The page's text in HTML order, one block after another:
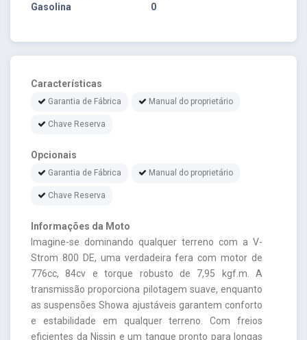
Gasolina 0
Características
Garantia de Fábrica Manual do proprietário
Chave Reserva
Opcionais
Garantia de Fábrica Manual do proprietário
Chave Reserva
Informações da Moto
Imagine-se dominando qualquer terreno com a V-
Strom 800 DE, uma verdadeira fera com motor de
776cc, 84cv e torque robusto de 7,95 kgf.m. A
transmissão proporciona pilotagem suave, enquanto
as suspensões Showa ajustáveis garantem conforto
e estabilidade em qualquer terreno. Com freios
eficientes da Nissin e um tanque pronto para longas